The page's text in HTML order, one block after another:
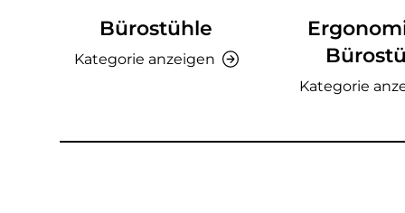
Bürostühle
Kategorie anzeigen
Kategorie